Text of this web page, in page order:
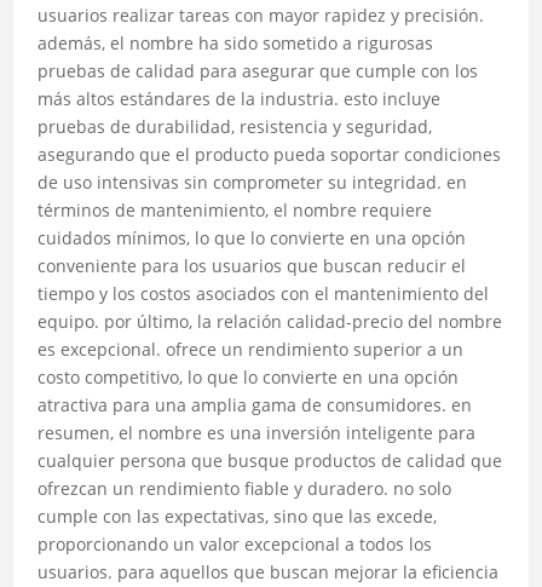
usuarios realizar tareas con mayor rapidez y precisión.
además, el nombre ha sido sometido a rigurosas
pruebas de calidad para asegurar que cumple con los
más altos estándares de la industria. esto incluye
pruebas de durabilidad, resistencia y seguridad,
asegurando que el producto pueda soportar condiciones
de uso intensivas sin comprometer su integridad. en
términos de mantenimiento, el nombre requiere
cuidados mínimos, lo que lo convierte en una opción
conveniente para los usuarios que buscan reducir el
tiempo y los costos asociados con el mantenimiento del
equipo. por último, la relación calidad-precio del nombre
es excepcional. ofrece un rendimiento superior a un
costo competitivo, lo que lo convierte en una opción
atractiva para una amplia gama de consumidores. en
resumen, el nombre es una inversión inteligente para
cualquier persona que busque productos de calidad que
ofrezcan un rendimiento fiable y duradero. no solo
cumple con las expectativas, sino que las excede,
proporcionando un valor excepcional a todos los
usuarios. para aquellos que buscan mejorar la eficiencia